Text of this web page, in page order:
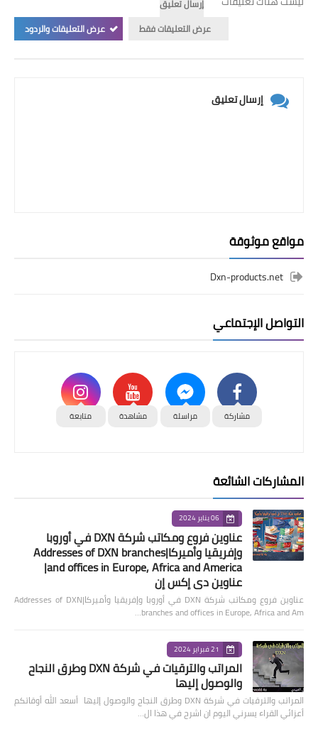
إرسال تعليق
عرض التعليقات فقط
عرض التعليقات والردود
إرسال تعليق
مواقع موثوقة
Dxn-products.net
التواصل الإجتماعي
مشاركة مراسلة مشاهدة متابعة
المشاركات الشائعة
06 يناير 2024
عناوين فروع ومكاتب شركة DXN في أوروبا
وإفريقيا وأميركا|Addresses of DXN branches
and offices in Europe, Africa and America|
عناوين دي إكس إن
عناوين فروع ومكاتب شركة DXN في أوروبا وإفريقيا وأميركا|Addresses of DXN
branches and offices in Europe, Africa and Am…
21 فبراير 2024
المراتب والترقيات في شركة DXN وطرق النجاح
والوصول إليها
المراتب والترقيات في شركة DXN وطرق النجاح والوصول إليها أسعد الله أوقاتكم
أعزائي القراء يسرني اليوم ان اشرح في هذا ال…